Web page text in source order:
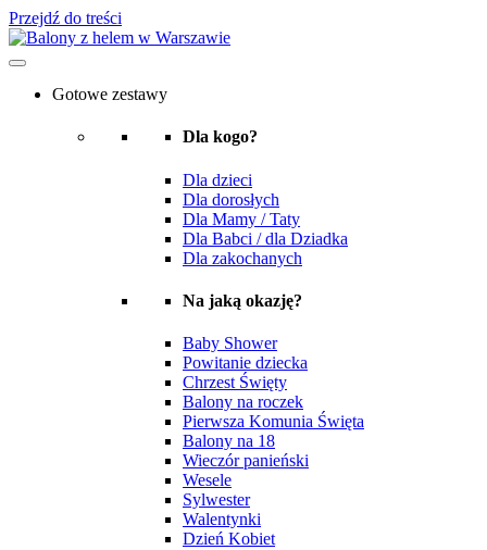
Przejdź do treści
Gotowe zestawy
Dla kogo?
Dla dzieci
Dla dorosłych
Dla Mamy / Taty
Dla Babci / dla Dziadka
Dla zakochanych
Na jaką okazję?
Baby Shower
Powitanie dziecka
Chrzest Święty
Balony na roczek
Pierwsza Komunia Święta
Balony na 18
Wieczór panieński
Wesele
Sylwester
Walentynki
Dzień Kobiet